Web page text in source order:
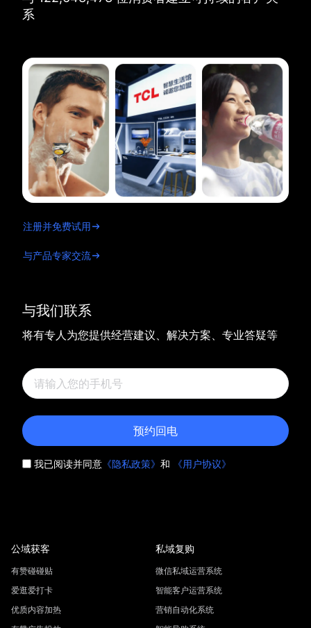
系
与我们联系
将有专人为您提供经营建议、解决方案、专业答疑等
预约回电
我已阅读并同意 《隐私政策》 和 《用户协议》
注册并免费试用
与产品专家交流
公域获客
有赞碰碰贴
爱逛爱打卡
优质内容加热
私域复购
微信私域运营系统
智能客户运营系统
营销自动化系统